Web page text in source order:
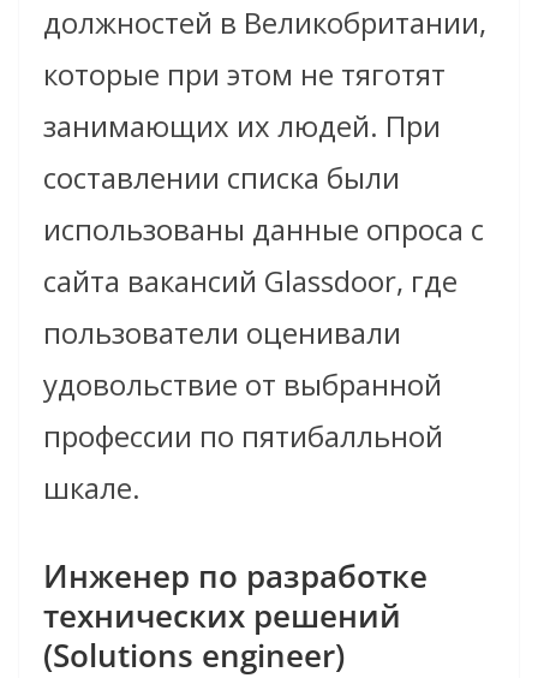
должностей в Великобритании,
которые при этом не тяготят
занимающих их людей. При
составлении списка были
использованы данные опроса с
сайта вакансий Glassdoor, где
пользователи оценивали
удовольствие от выбранной
профессии по пятибалльной
шкале.
Инженер по разработке
технических решений
(Solutions engineer)